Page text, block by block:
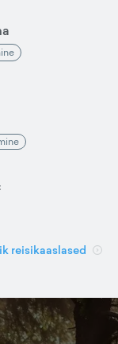
reisikaaslased